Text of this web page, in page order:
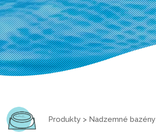
Produkty > Nadzemné bazény